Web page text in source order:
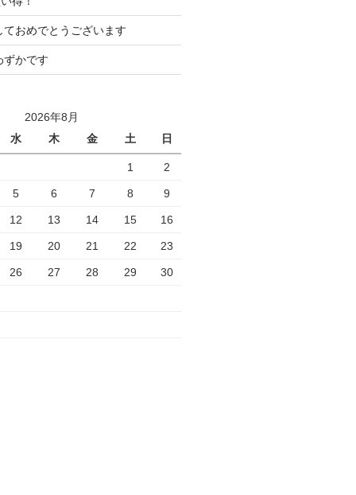
おめでとうございます
ずかです
2026年8月
水
木 金 土 日
1 2
5 6 7 8 9
12 13 14 15 16
19 20 21 22 23
26 27 28 29 30